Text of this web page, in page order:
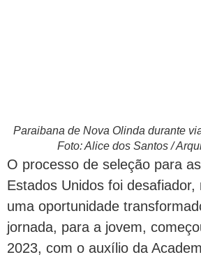
Paraibana de Nova Olinda durante
Foto: Alice dos Santos /
O processo de seleção para
Estados Unidos foi desafiador,
uma oportunidade
jornada, para a jovem,
2023, com o auxílio da